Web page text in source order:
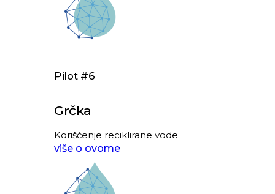
Pilot #6
Grčka
Korišćenje reciklirane vode
više o ovome